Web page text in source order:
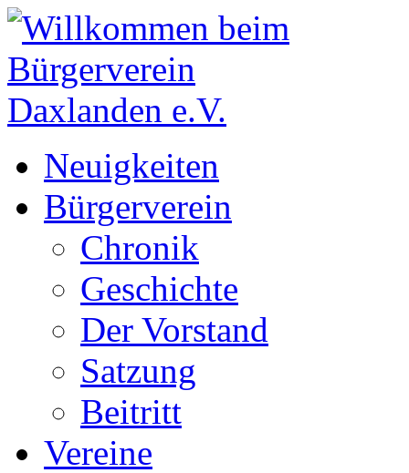
Neuigkeiten
Bürgerverein
Chronik
Geschichte
Der Vorstand
Satzung
Beitritt
Vereine